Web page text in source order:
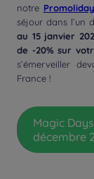
notre
séjour dans l’un
au 15 janvier
de -20% sur
s’émerveiller
France !
Magic
décembre